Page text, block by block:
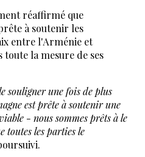
réaffirmé que
à soutenir les
entre l'Arménie et
la mesure de ses
souligner une fois de plus
est prête à soutenir une
- nous sommes prêts à le
toutes les parties le